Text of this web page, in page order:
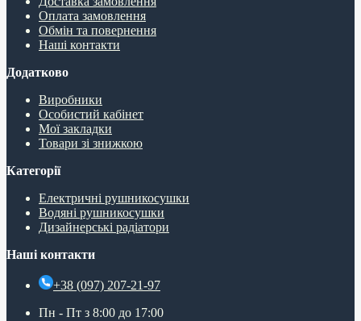
Оплата замовлення
Обмін та повернення
Наші контакти
Додатково
Виробники
Особистий кабінет
Мої закладки
Товари зі знижкою
Категорії
Електричні рушникосушки
Водяні рушникосушки
Дизайнерські радіатори
Наші контакти
+38 (097) 207-21-97
Пн - Пт з 8:00 до 17:00